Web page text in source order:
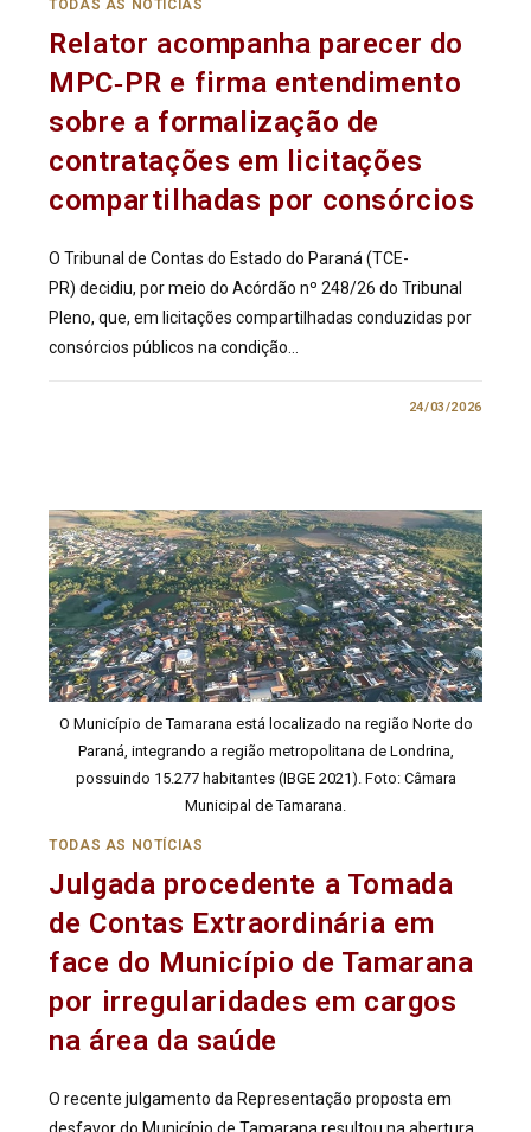
TODAS AS NOTÍCIAS
Relator acompanha parecer do
MPC‑PR e firma entendimento
sobre a formalização de
contratações em licitações
compartilhadas por consórcios
O Tribunal de Contas do Estado do Paraná (TCE-
PR) decidiu, por meio do Acórdão nº 248/26 do Tribunal
Pleno, que, em licitações compartilhadas conduzidas por
consórcios públicos na condição…
24/03/2026
O Município de Tamarana está localizado na região Norte do
Paraná, integrando a região metropolitana de Londrina,
possuindo 15.277 habitantes (IBGE 2021). Foto: Câmara
Municipal de Tamarana.
TODAS AS NOTÍCIAS
Julgada procedente a Tomada
de Contas Extraordinária em
face do Município de Tamarana
por irregularidades em cargos
na área da saúde
O recente julgamento da Representação proposta em